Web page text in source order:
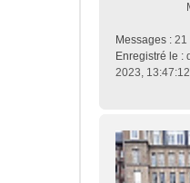
Messages : 21
Enregistré le :
2023, 13:47:12